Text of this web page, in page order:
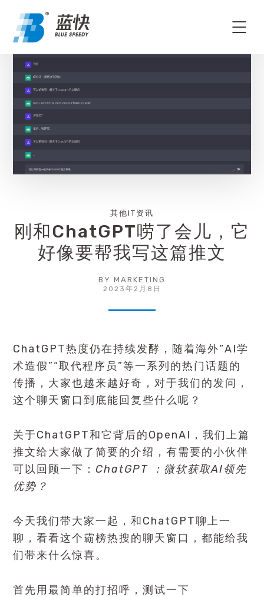
其他IT资讯
刚和ChatGPT唠了会儿，它
好像要帮我写这篇推文
BY MARKETING
2023年2月8日
ChatGPT热度仍在持续发酵，随着海外“AI学
术造假”“取代程序员”等一系列的热门话题的
传播，大家也越来越好奇，对于我们的发问，
这个聊天窗口到底能回复些什么呢？
关于ChatGPT和它背后的OpenAI，我们上篇
推文给大家做了简要的介绍，有需要的小伙伴
可以回顾一下： ChatGPT ：微软获取AI领先
优势？
今天我们带大家一起，和ChatGPT聊上一
聊，看看这个霸榜热搜的聊天窗口，都能给我
们带来什么惊喜。
首先用最简单的打招呼，测试一下